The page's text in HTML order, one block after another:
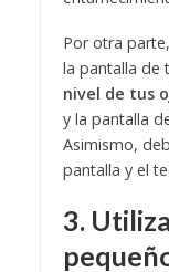
Por otra
la pantalla de
nivel de tus
y la pantalla
Asimismo,
pantalla y el
3.